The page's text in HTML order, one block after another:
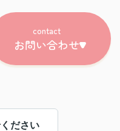
contact
お問い合わせ
ださい